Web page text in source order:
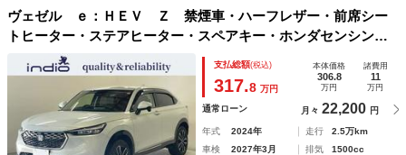
ヴェゼル ｅ：ＨＥＶ Ｚ 禁煙車・ハーフレザー・前席シー
トヒーター・ステアヒーター・スペアキー・ホンダセンシン
グ・エンジンスターター・パワーバックドア・純正ディスプレ
イナビ・バックカメラ・ワイヤレス充電・ＥＴＣ２．０・ＢＳ
支払総額(税込)
317.8 万円
本体価格
306.8
万円
諸費用
11
万円
通常ローン 月々 22,200 円
年式 2024年 走行
2.5万km
車検
2027年3月 排気
1500cc